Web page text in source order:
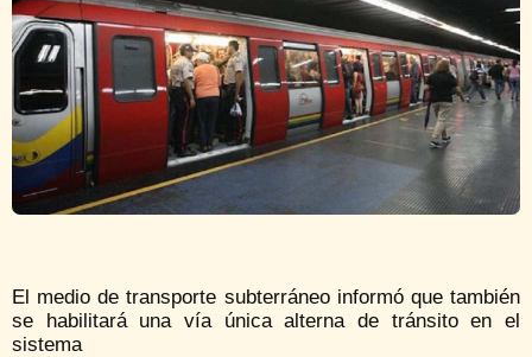
El medio de transporte subterráneo informó que también
se habilitará una vía única alterna de tránsito en el
sistema